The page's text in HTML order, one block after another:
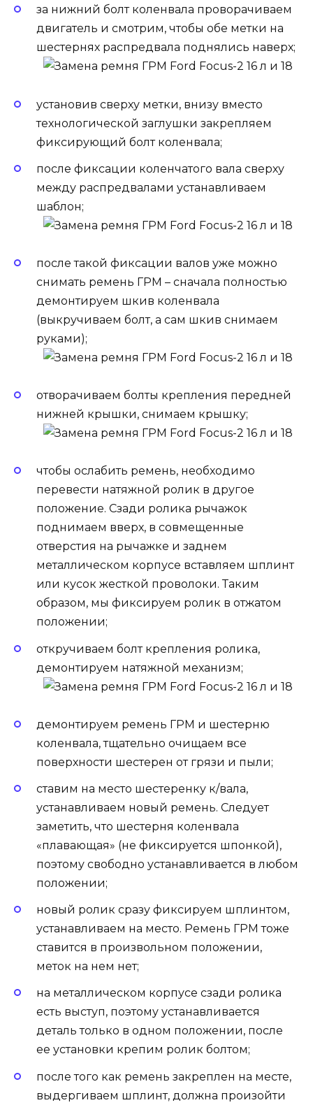
за нижний болт коленвала проворачиваем
двигатель и смотрим, чтобы обе метки на
шестернях распредвала поднялись наверх;
установив сверху метки, внизу вместо
технологической заглушки закрепляем
фиксирующий болт коленвала;
после фиксации коленчатого вала сверху
между распредвалами устанавливаем
шаблон;
после такой фиксации валов уже можно
снимать ремень ГРМ – сначала полностью
демонтируем шкив коленвала
(выкручиваем болт, а сам шкив снимаем
руками);
отворачиваем болты крепления передней
нижней крышки, снимаем крышку;
чтобы ослабить ремень, необходимо
перевести натяжной ролик в другое
положение. Сзади ролика рычажок
поднимаем вверх, в совмещенные
отверстия на рычажке и заднем
металлическом корпусе вставляем шплинт
или кусок жесткой проволоки. Таким
образом, мы фиксируем ролик в отжатом
положении;
откручиваем болт крепления ролика,
демонтируем натяжной механизм;
демонтируем ремень ГРМ и шестерню
коленвала, тщательно очищаем все
поверхности шестерен от грязи и пыли;
ставим на место шестеренку к/вала,
устанавливаем новый ремень. Следует
заметить, что шестерня коленвала
«плавающая» (не фиксируется шпонкой),
поэтому свободно устанавливается в любом
положении;
новый ролик сразу фиксируем шплинтом,
устанавливаем на место. Ремень ГРМ тоже
ставится в произвольном положении,
меток на нем нет;
на металлическом корпусе сзади ролика
есть выступ, поэтому устанавливается
деталь только в одном положении, после
ее установки крепим ролик болтом;
после того как ремень закреплен на месте,
выдергиваем шплинт, должна произойти